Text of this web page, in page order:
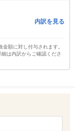
内訳を見る
額に対し付与されます。
は内訳からご確認くださ